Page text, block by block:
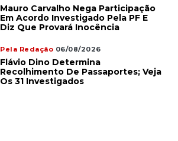
Mauro Carvalho Nega Participação
Em Acordo Investigado Pela PF E
Diz Que Provará Inocência
Pela Redação 06/08/2026
Flávio Dino Determina
Recolhimento De Passaportes; Veja
Os 31 Investigados